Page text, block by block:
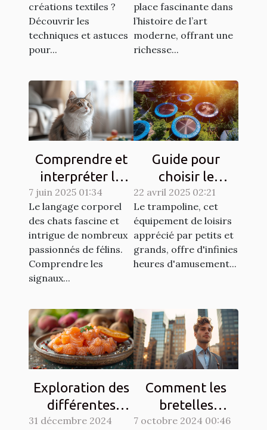
créations textiles ?
Découvrir les
techniques et astuces
pour...
place fascinante dans
l’histoire de l’art
moderne, offrant une
richesse...
Comprendre et
interpréter le
langage corporel
des chats
7 juin 2025 01:34
Le langage corporel
des chats fascine et
intrigue de nombreux
passionnés de félins.
Comprendre les
signaux...
Guide pour
choisir le
trampoline idéal
selon l'espace
disponible
22 avril 2025 02:21
Le trampoline, cet
équipement de loisirs
apprécié par petits et
grands, offre d'infinies
heures d'amusement...
Exploration des
différentes
techniques de
31 décembre 2024
Comment les
bretelles
redéfinissent
7 octobre 2024 00:46